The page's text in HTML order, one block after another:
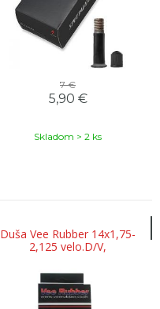
7 €
5,90 €
Skladom > 2 ks
Duša Vee Rubber 14x1,75-
2,125 velo.D/V,